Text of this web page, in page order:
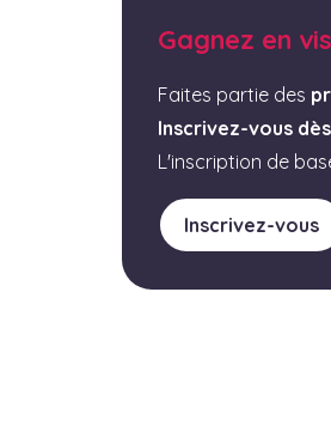
Gagnez en
Faites partie des
Inscrivez-vous
L'inscription de
Inscrivez-vous